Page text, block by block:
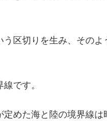
う区切りを生み、その
です。
めた海と陸の境界線は